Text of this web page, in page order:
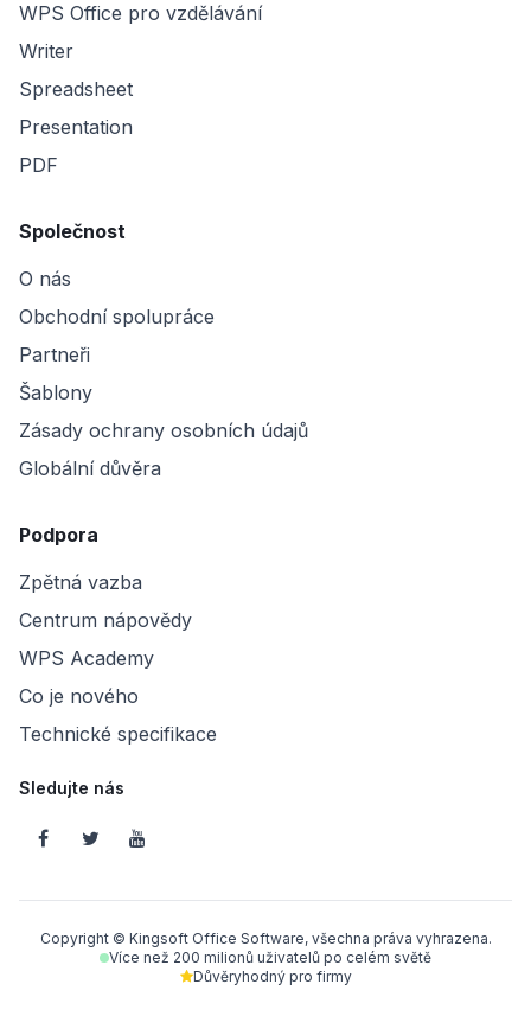
WPS Office pro vzdělávání
Writer
Spreadsheet
Presentation
PDF
Společnost
O nás
Obchodní spolupráce
Partneři
Šablony
Zásady ochrany osobních údajů
Globální důvěra
Podpora
Zpětná vazba
Centrum nápovědy
WPS Academy
Co je nového
Technické specifikace
Sledujte nás
Copyright © Kingsoft Office Software, všechna práva vyhrazena.
Více než 200 milionů uživatelů po celém světě
Důvěryhodný pro firmy